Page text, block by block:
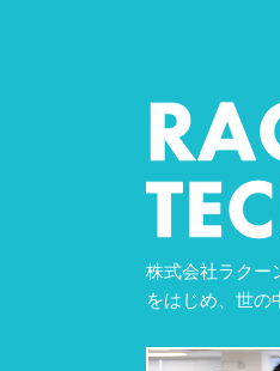
株式会社ラクー
をはじめ、世の